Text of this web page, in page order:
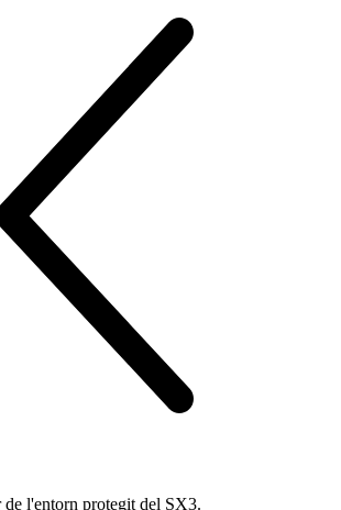
de l'entorn protegit del SX3.